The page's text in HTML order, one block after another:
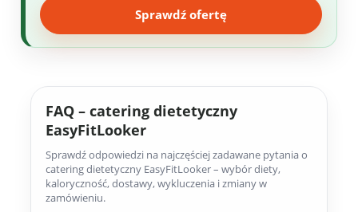
Sprawdź ofertę
FAQ – catering dietetyczny
EasyFitLooker
Sprawdź odpowiedzi na najczęściej zadawane pytania o
catering dietetyczny EasyFitLooker – wybór diety,
kaloryczność, dostawy, wykluczenia i zmiany w
zamówieniu.